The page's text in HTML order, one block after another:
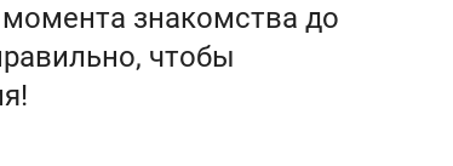
знакомства до
чтобы